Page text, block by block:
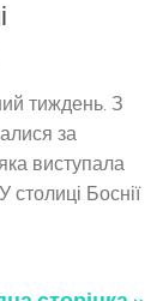
тиждень. З
за
виступала
Боснії